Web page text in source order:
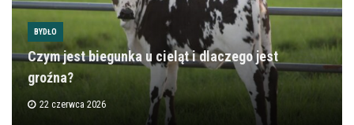
BYDŁO
Czym jest biegunka u cieląt i dlaczego jest
groźna?
22 czerwca 2026